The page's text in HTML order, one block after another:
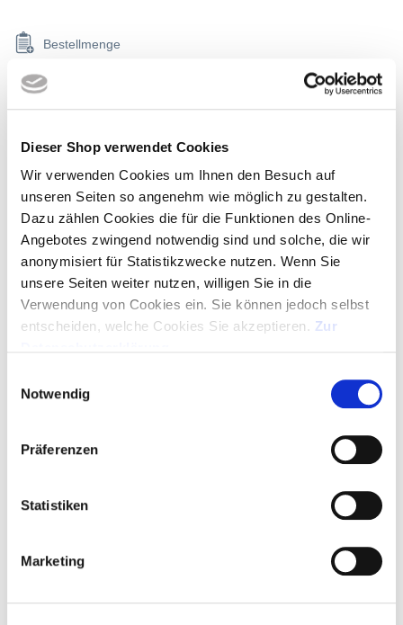
Dieser Shop verwendet Cookies
Wir verwenden Cookies um Ihnen den Besuch auf
unseren Seiten so angenehm wie möglich zu gestalten.
Dazu zählen Cookies die für die Funktionen des Online-
Angebotes zwingend notwendig sind und solche, die wir
anonymisiert für Statistikzwecke nutzen. Wenn Sie
unsere Seiten weiter nutzen, willigen Sie in die
Verwendung von Cookies ein. Sie können jedoch selbst
entscheiden, welche Cookies Sie akzeptieren. Zur
Notwendig
Präferenzen
Statistiken
Marketing
Bestellmenge
MUSTER ANFORDERN
GRATIS-LAYOUT
ARTIKEL IN WARENKORB - LOGO HOCHLADEN
Montag bis Donnerstag 09:00 Uhr – 16:30 Uhr
Merken